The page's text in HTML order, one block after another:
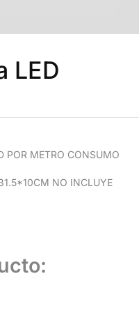
LED
POR METRO CONSUMO
NO INCLUYE